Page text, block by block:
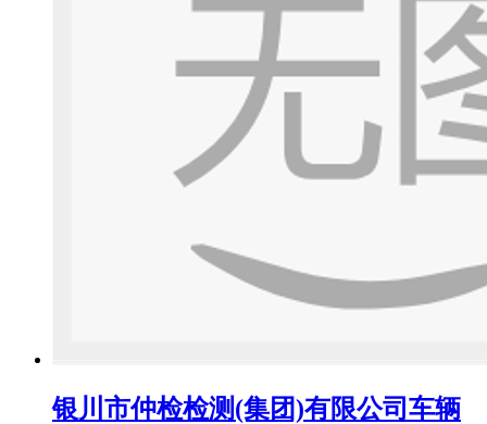
银川市仲检检测(集团)有限公司车辆